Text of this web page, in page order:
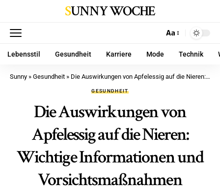
SUNNY WOCHE
Aa
Lebensstil Gesundheit Karriere Mode Technik
Sunny » Gesundheit » Die Auswirkungen von Apfelessig auf die Nieren: Wichtige Informationen und Vorsichtsmaßnahmen
GESUNDHEIT
Die Auswirkungen von
Apfelessig auf die Nieren:
Wichtige Informationen und
Vorsichtsmaßnahmen